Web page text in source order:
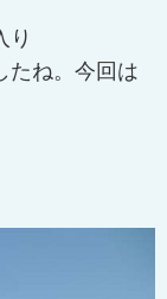
り
ね。 今回は